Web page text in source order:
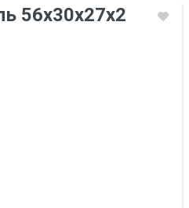
56х30х27х2